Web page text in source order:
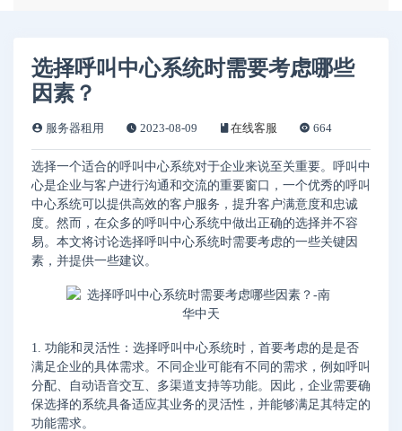
选择呼叫中心系统时需要考虑哪些
因素？
服务器租用 2023-08-09 在线客服 664
选择一个适合的呼叫中心系统对于企业来说至关重要。呼叫中
心是企业与客户进行沟通和交流的重要窗口，一个优秀的呼叫
中心系统可以提供高效的客户服务，提升客户满意度和忠诚
度。然而，在众多的呼叫中心系统中做出正确的选择并不容
易。本文将讨论选择呼叫中心系统时需要考虑的一些关键因
素，并提供一些建议。
1. 功能和灵活性：选择呼叫中心系统时，首要考虑的是是否
满足企业的具体需求。不同企业可能有不同的需求，例如呼叫
分配、自动语音交互、多渠道支持等功能。因此，企业需要确
保选择的系统具备适应其业务的灵活性，并能够满足其特定的
功能需求。